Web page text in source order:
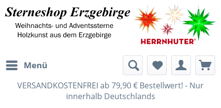
Menü
VERSANDKOSTENFREI ab 79,90 € Bestellwert! - Nur
innerhalb Deutschlands